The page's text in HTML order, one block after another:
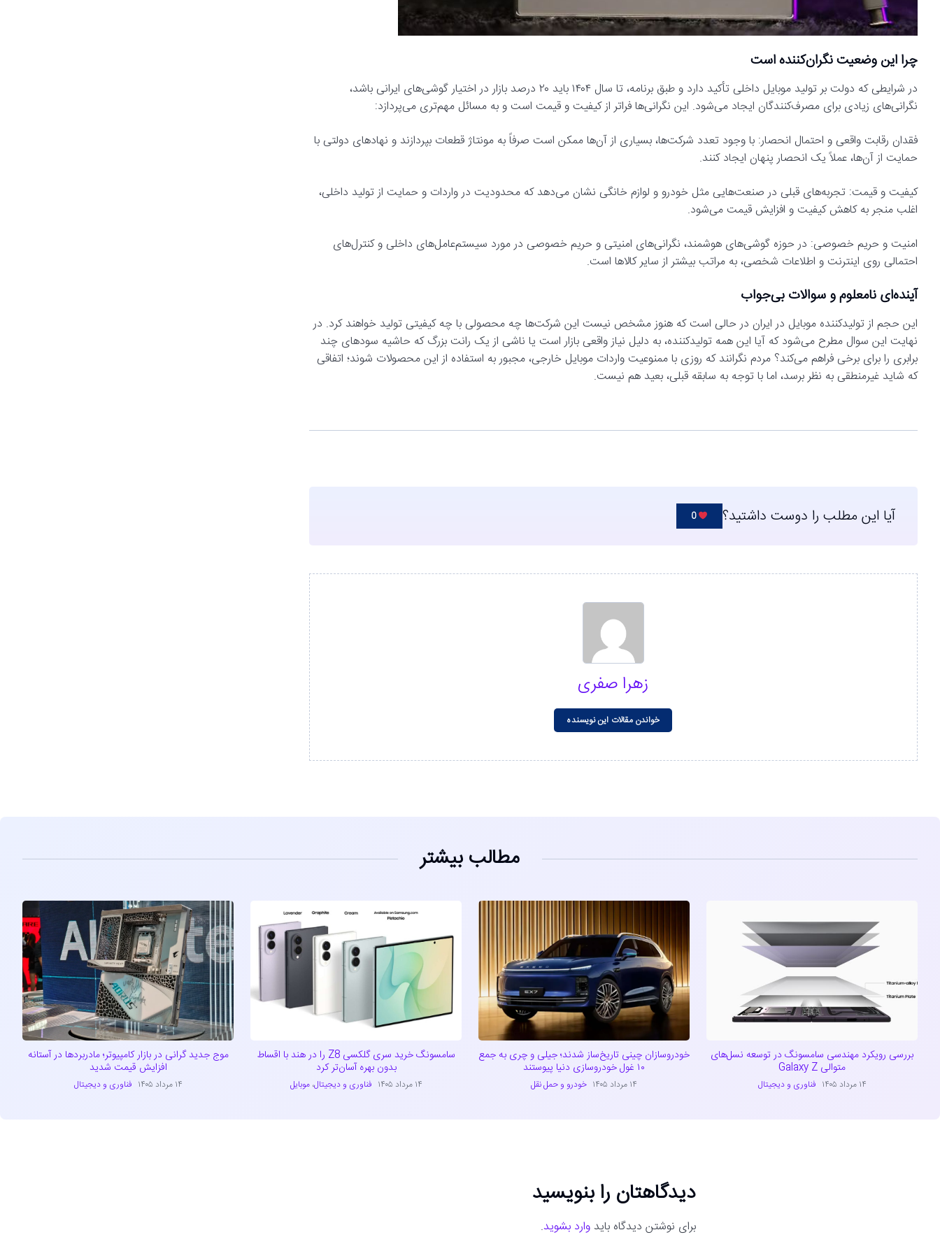
چرا این وضعیت نگران‌کننده است
در شرایطی که دولت بر تولید موبایل داخلی تأکید دارد و طبق برنامه، تا سال ۱۴۰۴ باید ۲۰ درصد بازار در اختیار گوشی‌های ایرانی باشد،
نگرانی‌های زیادی برای مصرف‌کنندگان ایجاد می‌شود. این نگرانی‌ها فراتر از کیفیت و قیمت است و به مسائل مهم‌تری می‌پردازد:
فقدان رقابت واقعی و احتمال انحصار: با وجود تعدد شرکت‌ها، بسیاری از آن‌ها ممکن است صرفاً به مونتاژ قطعات بپردازند و نهادهای دولتی با
حمایت از آن‌ها، عملاً یک انحصار پنهان ایجاد کنند.
کیفیت و قیمت: تجربه‌های قبلی در صنعت‌هایی مثل خودرو و لوازم خانگی نشان می‌دهد که محدودیت در واردات و حمایت از تولید داخلی،
اغلب منجر به کاهش کیفیت و افزایش قیمت می‌شود.
امنیت و حریم خصوصی: در حوزه گوشی‌های هوشمند، نگرانی‌های امنیتی و حریم خصوصی در مورد سیستم‌عامل‌های داخلی و کنترل‌های
احتمالی روی اینترنت و اطلاعات شخصی، به مراتب بیشتر از سایر کالاها است.
آینده‌ای نامعلوم و سوالات بی‌جواب
این حجم از تولیدکننده موبایل در ایران در حالی است که هنوز مشخص نیست این شرکت‌ها چه محصولی با چه کیفیتی تولید خواهند کرد. در
نهایت این سوال مطرح می‌شود که آیا این همه تولیدکننده، به دلیل نیاز واقعی بازار است یا ناشی از یک رانت بزرگ که حاشیه سودهای چند
برابری را برای برخی فراهم می‌کند؟ مردم نگرانند که روزی با ممنوعیت واردات موبایل خارجی، مجبور به استفاده از این محصولات شوند؛ اتفاقی
که شاید غیرمنطقی به نظر برسد، اما با توجه به سابقه قبلی، بعید هم نیست.
آیا این مطلب را دوست داشتید؟ 0
زهرا صفری
خواندن مقالات این نویسنده
مطالب بیشتر
بررسی رویکرد مهندسی سامسونگ در توسعه نسل‌های
متوالی Galaxy Z
۱۴ مرداد ۱۴۰۵ فناوری و دیجیتال
خودروسازان چینی تاریخ‌ساز شدند؛ جیلی و چری به جمع
۱۰ غول خودروسازی دنیا پیوستند
۱۴ مرداد ۱۴۰۵ خودرو و حمل نقل
سامسونگ خرید سری گلکسی Z8 را در هند با اقساط
بدون بهره آسان‌تر کرد
۱۴ مرداد ۱۴۰۵ فناوری و دیجیتال،موبایل
موج جدید گرانی در بازار کامپیوتر؛ مادربردها در آستانه
افزایش قیمت شدید
۱۴ مرداد ۱۴۰۵ فناوری و دیجیتال
دیدگاهتان را بنویسید
برای نوشتن دیدگاه بایدوارد بشوید.